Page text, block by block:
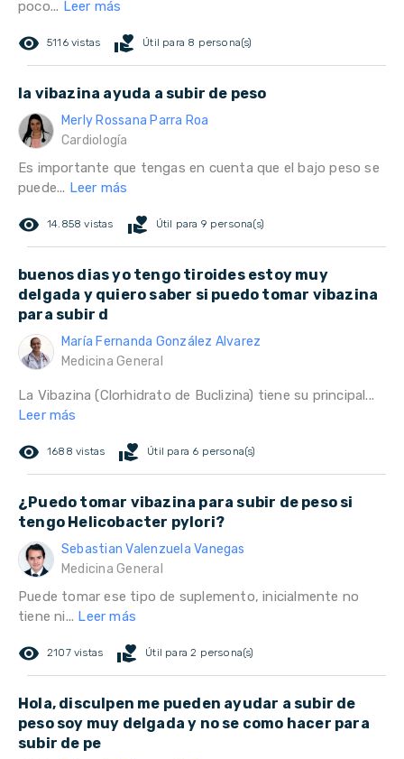
poco... Leer más
remove_red_eye 5116 vistas volunteer_activism Útil para 8 persona(s)
la vibazina ayuda a subir de peso
Merly Rossana Parra Roa
Cardiología
Es importante que tengas en cuenta que el bajo peso se
puede... Leer más
remove_red_eye 14.858 vistas volunteer_activism Útil para 9 persona(s)
buenos dias yo tengo tiroides estoy muy
delgada y quiero saber si puedo tomar vibazina
para subir d
María Fernanda González Alvarez
Medicina General
La Vibazina (Clorhidrato de Buclizina) tiene su principal...
Leer más
remove_red_eye 1688 vistas volunteer_activism Útil para 6 persona(s)
¿Puedo tomar vibazina para subir de peso si
tengo Helicobacter pylori?
Sebastian Valenzuela Vanegas
Medicina General
Puede tomar ese tipo de suplemento, inicialmente no
tiene ni... Leer más
remove_red_eye 2107 vistas volunteer_activism Útil para 2 persona(s)
Hola, disculpen me pueden ayudar a subir de
peso soy muy delgada y no se como hacer para
subir de pe